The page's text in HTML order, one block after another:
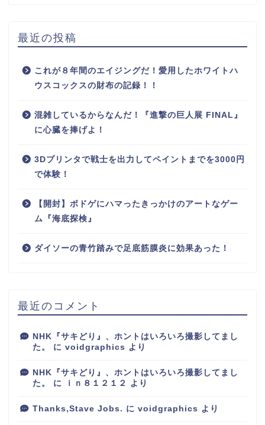
最近の投稿
これが８年間のエイジングだ！愛用したホワイトハ
ウスコックスの財布の記録！！
混雑しているからなんだ！『進撃の巨人展 FINAL』
に心臓を捧げよ！
3Dプリンタで戦士を出力してペイントまでを3000円
で体験！
【開封】ボドゲにハマったきっかけのアートなゲー
ム『海底探検』
ダイソーの青竹踏みで足底筋膜炎に効果あった！
最近のコメント
NHK『サキどり』、ホントはいろいろ撮影してまし
た。
に voidgraphics より
NHK『サキどり』、ホントはいろいろ撮影してまし
た。
に ｉｎ８１２１２ より
Thanks,Stave Jobs. に voidgraphics より